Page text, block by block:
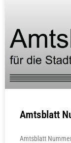
Amtsblatt
Amtsblatt